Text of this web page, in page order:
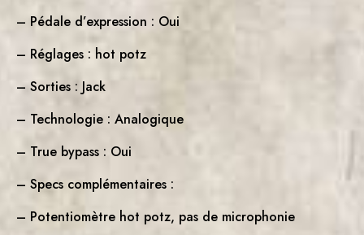
– Pédale d’expression : Oui
– Réglages : hot potz
– Sorties : Jack
– Technologie : Analogique
– True bypass : Oui
– Specs complémentaires :
– Potentiomètre hot potz, pas de microphonie